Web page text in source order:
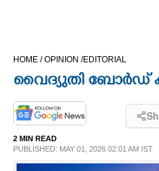
OPINION
PHOTOS
HOME /OPINION /EDITORIAL
വൈദ്യുതി ബോർഡ്
2 MIN READ
PUBLISHED: MAY 01, 2026 02:01 AM IST